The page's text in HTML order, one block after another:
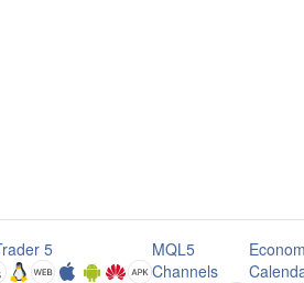
5
MQL5
Channels